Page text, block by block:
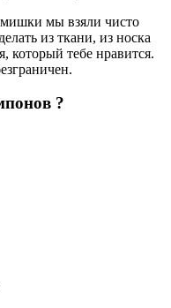
мы взяли чисто
из ткани, из носка
который тебе нравится.
?